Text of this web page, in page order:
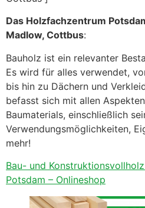
Das Holzfachzentrum
Madlow, Cottbus:
Bauholz ist ein relevanter
Es wird für alles verwendet,
bis hin zu Dächern und
befasst sich mit allen
Baumaterials, einschließlich
Verwendungsmöglichkeiten,
mehr!
Bau- und
Potsdam – Onlineshop